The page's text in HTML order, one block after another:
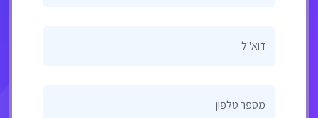
דוא"ל
מספר טלפון